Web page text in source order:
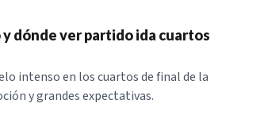
dónde ver partido ida cuartos
intenso en los cuartos de final de la
y grandes expectativas.